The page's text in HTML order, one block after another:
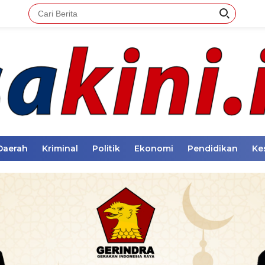
Kriminal Politik Ekonomi Pendidikan